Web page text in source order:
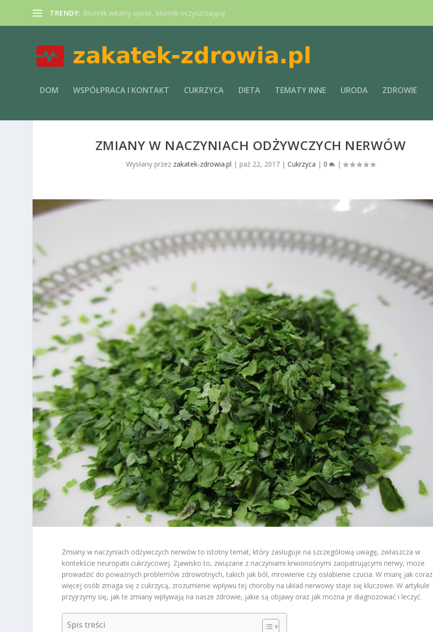
TRENDY: Błonnik witalny opinie, błonnik oczyszczający
DOM WSPÓŁPRACA I KONTAKT CUKRZYCA DIETA TEMATY INNE URODA ZDROWIE
ZMIANY W NACZYNIACH ODŻYWCZYCH NERWÓW
Wysłany przez zakatek-zdrowia.pl | paź 22, 2017| Cukrzyca | 0 |
Zmiany w naczyniach odżywczych nerwów to istotny temat, który zasługuje na szczegółową uwagę, zwłaszcza w
kontekście neuropatii cukrzycowej. Zjawisko to, związane z naczyniami krwionośnymi zaopatrującymi nerwy, może
prowadzić do poważnych problemów zdrowotnych, takich jak ból, mrowienie czy osłabienie czucia. W miarę jak coraz
więcej osób zmaga się z cukrzycą, zrozumienie wpływu tej choroby na układ nerwowy staje się kluczowe. W artykule
przyjrzymy się, jak te zmiany wpływają na nasze zdrowie, jakie są objawy oraz jak można je diagnozować i leczyć.
Spis treści